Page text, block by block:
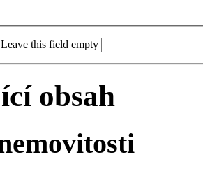
this field empty
obsah